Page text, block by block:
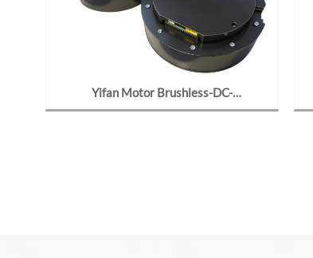
Yifan Motor Brushless-DC-
Getriebemotor 48V 700W, Y120BL70-